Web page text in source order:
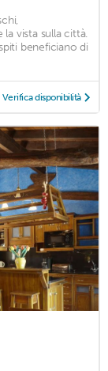
vista sulla città.
beneficiano di
Verifica disponibilità